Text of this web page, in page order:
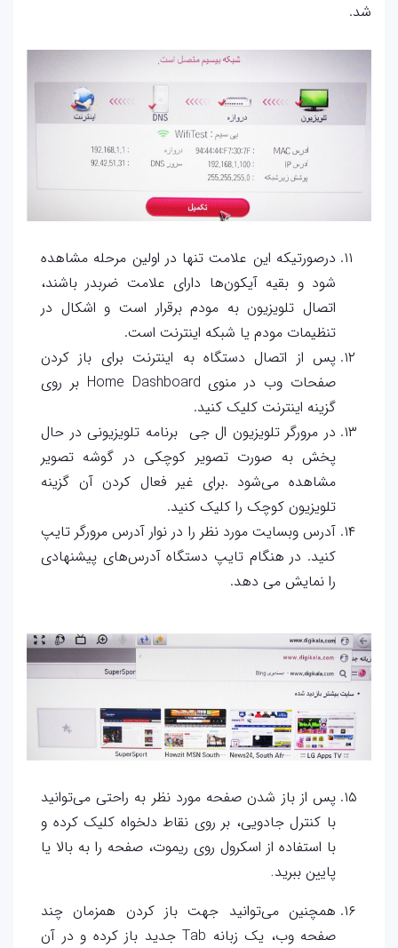
شد.
درصورتیکه این علامت تنها در اولین مرحله مشاهده
شود و بقیه آیکون‌ها دارای علامت ضربدر باشند،
اتصال تلویزیون به مودم برقرار است و اشکال در
تنظیمات مودم یا شبکه اینترنت است.
پس از اتصال دستگاه به اینترنت برای باز کردن
صفحات وب در منوی Home Dashboard بر روی
گزینه اینترنت کلیک کنید.
در مرورگر تلویزیون ال جی برنامه تلویزیونی در حال
پخش به صورت تصویر کوچکی در گوشه تصویر
مشاهده می‌شود .برای غیر فعال کردن آن گزینه
تلویزیون کوچک را کلیک کنید.
آدرس وبسایت مورد نظر را در نوار آدرس مرورگر تایپ
کنید. در هنگام تایپ دستگاه آدرس‌های پیشنهادی
را نمایش می دهد.
پس از باز شدن صفحه مورد نظر به راحتی می‌توانید
با کنترل جادویی، بر روی نقاط دلخواه کلیک کرده و
با استفاده از اسکرول روی ریموت، صفحه را به بالا یا
پایین ببرید.
همچنین می‌توانید جهت باز کردن همزمان چند
صفحه وب، یک زبانه Tab جدید باز کرده و در آن